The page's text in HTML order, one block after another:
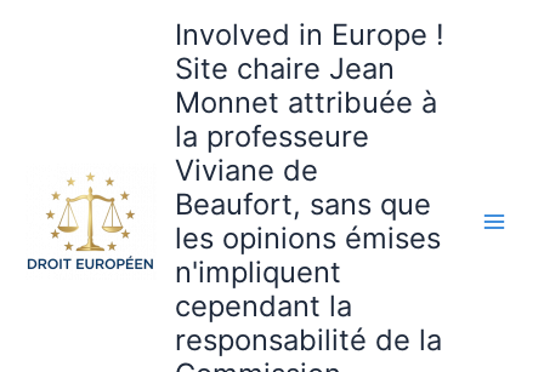
Involved in Europe !
Site chaire Jean
Monnet attribuée à
la professeure
Viviane de
Beaufort, sans que
les opinions émises
n'impliquent
cependant la
responsabilité de la